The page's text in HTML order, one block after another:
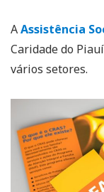
AAssistência
Caridade do
vários setores.